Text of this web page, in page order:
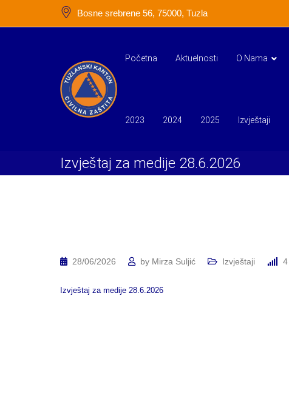
Bosne srebrene 56, 75000, Tuzla
Početna Aktuelnosti O Nama
2023 2024 2025 Izvještaji
Izvještaj za medije 28.6.2026
28/06/2026 by Mirza Suljić Izvještaji 4
Izvještaj za medije 28.6.2026